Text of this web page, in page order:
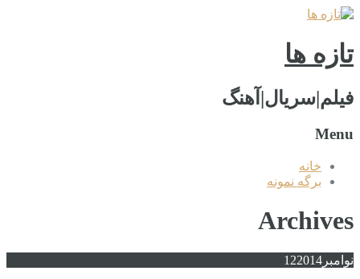
تازه ها
فیلم|سریال|آهنگ
Menu
خانه
برگه نمونه
Archives
نوامبر 122014